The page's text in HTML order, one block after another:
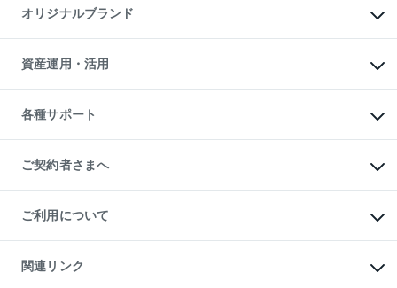
アパート経営
収益物件
ビル購入（ビル一棟）
投資用不動産の売却査定
事業用不動産の売却査定
マンションライブラリー
人気マンションランキング
暮らしに役立つ不動産メディア
不動産相場・不動産価格情報
不動産コラム・ニュース
不動産用語集
不動産なんでもネット相談室
住まいの税金
オリジナルブランド
一棟リノベーションマンション
L`GENTE（ルジェンテ）
区分リノベーションマンション
投資用一棟レジデンスWELL
不動産小口投資
LEGACIA（レガシア）
資産運用・活用
不動産M&A
アセットマネジメント・出資
各種サポート
相続サポート
リフォームサポート
ご契約者さまへ
ご紹介・再契約特典
入居者様専用-各種ご案内（賃貸）
東急こすもす会「こすもすWeb」
ご利用について
金融商品取引について
東急リバブル ソーシャルメディアポリシー
関連リンク